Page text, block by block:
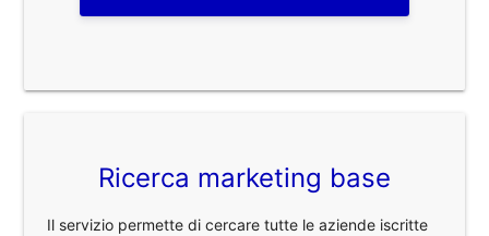
Ricerca marketing base
Il servizio permette di cercare tutte le aziende iscritte